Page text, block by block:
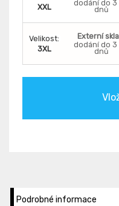
XXL
dodání do 3
dnů
Velikost:
3XL
Externí
dodání do 3
dnů
Podrobné informace